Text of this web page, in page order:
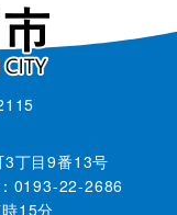
丁目9番13号
0193-22-2686
15分